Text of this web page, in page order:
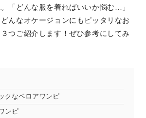
「どんな服を着ればいいか悩む…」
んなオケージョンにもピッタリなお
つご紹介します！ぜひ参考にしてみ
クなベロアワンピ
ンピ